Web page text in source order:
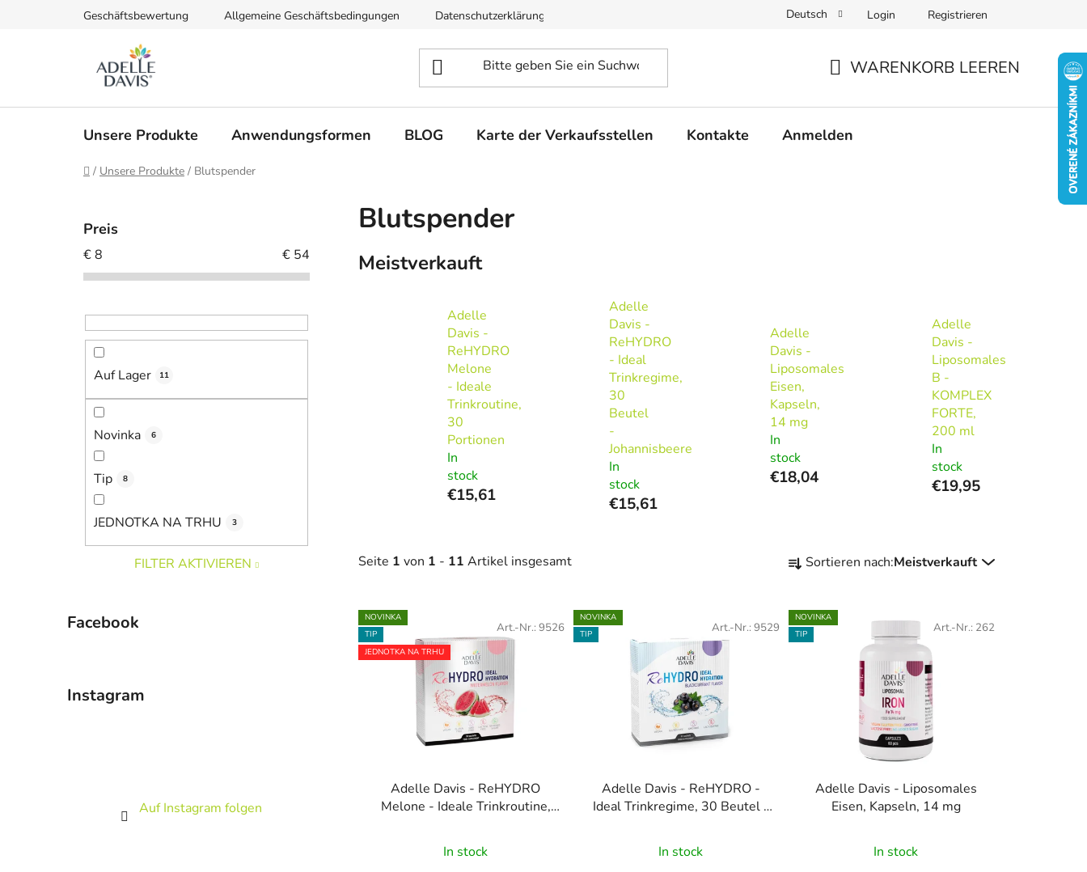
Geschäftsbewertung Allgemeine Geschäftsbedingungen Datenschutzerklärung Deutsch Login Registrieren
WARENKORB LEEREN
Unsere Produkte Anwendungsformen BLOG Karte der Verkaufsstellen Kontakte Anmelden
Startseite
/ Unsere Produkte / Blutspender
Preis
€8 € 54
Auf Lager 11
Novinka 6
Tip 8
JEDNOTKA NA TRHU 3
FILTER AKTIVIEREN
Facebook
Instagram
Auf Instagram folgen
Blutspender
Meistverkauft
Adelle
Davis -
ReHYDRO
Melone
- Ideale
Trinkroutine,
30
Portionen
In
stock
€15,61
Adelle
Davis -
ReHYDRO
- Ideal
Trinkregime,
30
Beutel
-
Johannisbeere
In
stock
€15,61
Adelle
Davis -
Liposomales
Eisen,
Kapseln,
14 mg
In
stock
€18,04
Adelle
Davis -
Liposomales
B -
KOMPLEX
FORTE,
200 ml
In
stock
€19,95
Seite 1 von 1 - 11 Artikel insgesamt
r
d
u
Sortieren nach:Meistverkauft
L
i
s
NOVINKA
TIP
JEDNOTKA NA TRHU
Adelle Davis - ReHYDRO
Melone - Ideale Trinkroutine,
In stock
Art.-Nr.: 9526
NOVINKA
TIP
Adelle Davis - ReHYDRO -
Ideal Trinkregime, 30 Beutel -
durchschnittliche
In stock
Art.-Nr.: 9529
NOVINKA
TIP
Adelle Davis - Liposomales
Eisen, Kapseln, 14 mg
In stock
Art.-Nr.: 262